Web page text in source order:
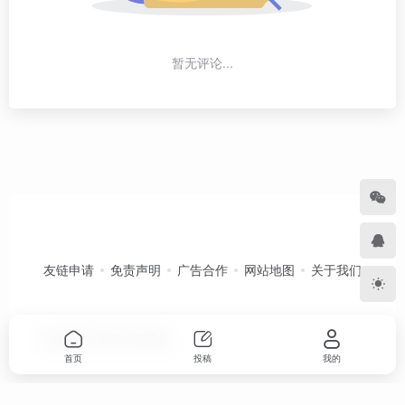
暂无评论...
友链申请 免责声明 广告合作 网站地图 关于我们
Copyright © 2026
首页 投稿 我的